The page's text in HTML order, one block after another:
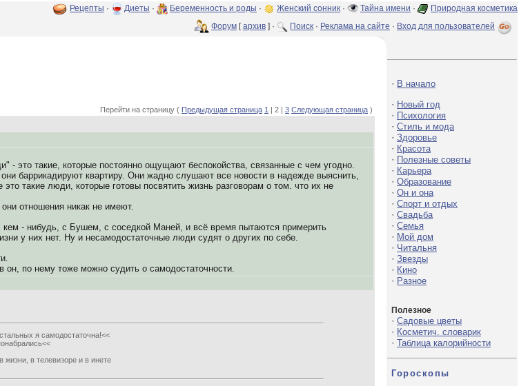
Рецепты · Диеты · Беременность и роды · Женский сонник · Тайна имени ·
Природная косметика
Форум [архив ] · Поиск · Реклама на сайте · Вход для пользователей
Перейти на страницу ( Предыдущая страница 1 | 2 | 3 Следующая страница )
- это такие, которые постоянно ощущают беспокойства, связанные с чем угодно.
баррикадируют квартиру. Они жадно слушают все новости в надежде выяснить,
такие люди, которые готовы посвятить жизнь разговорам о том. что их не
отношения никак не имеют.
- нибудь, с Бушем, с соседкой Маней, и всё время пытаются примерить
у них нет. Ну и несамодостаточные люди судят о других по себе.
по нему тоже можно судить о самодостаточности.
я самодостаточна!<<
в телевизоре и в инете
· В начало
· Новый год
· Психология
· Стиль и мода
· Здоровье
· Красота
· Полезные советы
· Карьера
· Образование
· Он и она
· Спорт и отдых
· Свадьба
· Семья
· Мой дом
· Читальня
· Звезды
· Кино
· Разное
Полезное
· Садовые цветы
· Косметич. словарик
· Таблица калорийности
Гороскопы